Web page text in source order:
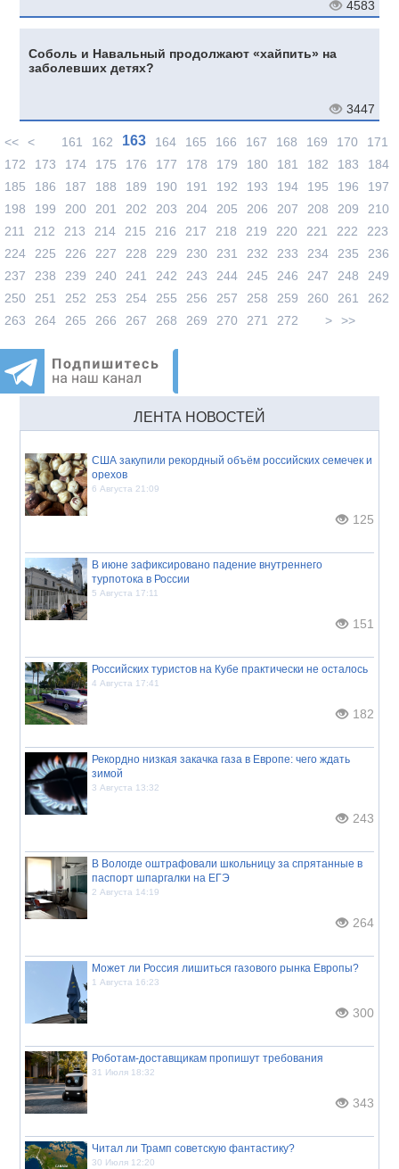
4583
Соболь и Навальный продолжают «хайпить» на
заболевших детях?
3447
<< < 161 162 163 164 165 166 167 168 169 170
171
172
173 174 175 176 177 178 179 180 181 182 183
184
185
186 187 188 189 190 191 192 193 194 195 196
197
198
199 200 201 202 203 204 205 206 207 208 209
210
211
212 213 214 215 216 217 218 219 220 221 222
223
224
225 226 227 228 229 230 231 232 233 234 235
236
237
238 239 240 241 242 243 244 245 246 247 248
249
250
251 252 253 254 255 256 257 258 259 260 261
262
263
264 265 266 267 268 269 270 271 272 > >>
ЛЕНТА НОВОСТЕЙ
США закупили рекордный объём российских семечек и
орехов
6 Августа 21:09
125
В июне зафиксировано падение внутреннего
турпотока в России
5 Августа 17:11
151
Российских туристов на Кубе практически не осталось
4 Августа 17:41
182
Рекордно низкая закачка газа в Европе: чего ждать
зимой
3 Августа 13:32
243
В Вологде оштрафовали школьницу за спрятанные в
паспорт шпаргалки на ЕГЭ
2 Августа 14:19
264
Может ли Россия лишиться газового рынка Европы?
1 Августа 16:23
300
Роботам-доставщикам пропишут требования
31 Июля 18:32
343
Читал ли Трамп советскую фантастику?
30 Июля 12:20